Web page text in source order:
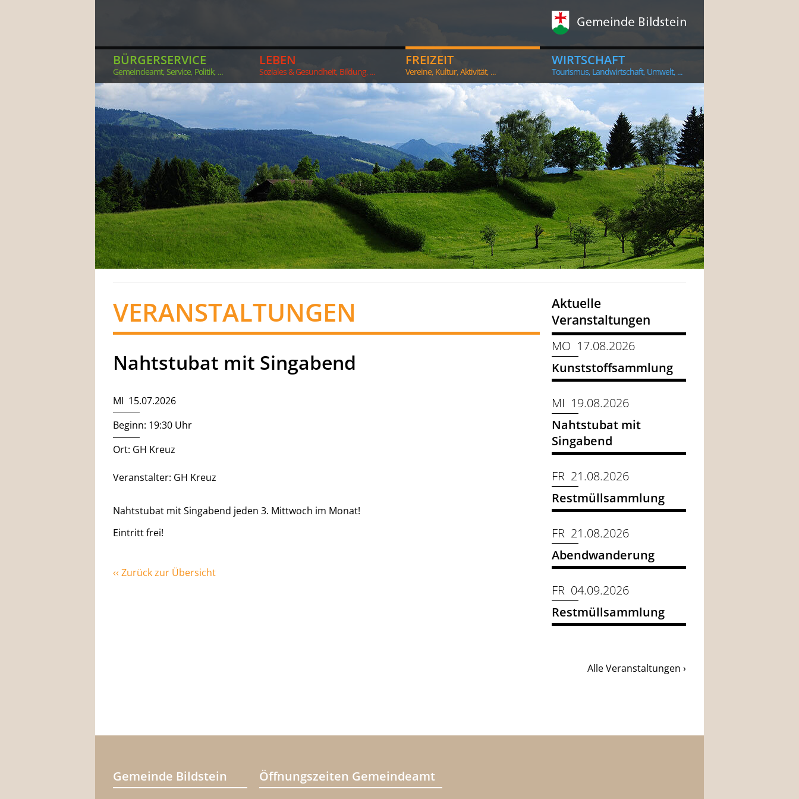
BÜRGERSERVICE
Gemeindeamt, Service, Politik, ...
LEBEN
Soziales & Gesundheit, Bildung, ...
FREIZEIT
Vereine, Kultur, Aktivität, ...
WIRTSCHAFT
Tourismus, Landwirtschaft, Umwelt, ...
VERANSTALTUNGEN
Nahtstubat mit Singabend
MI 15.07.2026
Beginn: 19:30 Uhr
Ort: GH Kreuz
Veranstalter: GH Kreuz
Nahtstubat mit Singabend jeden 3. Mittwoch im Monat!
Eintritt frei!
‹‹ Zurück zur Übersicht
Aktuelle
Veranstaltungen
MO 17.08.2026
Kunststoffsammlung
MI 19.08.2026
Nahtstubat mit
Singabend
FR 21.08.2026
Restmüllsammlung
FR 21.08.2026
Abendwanderung
FR 04.09.2026
Restmüllsammlung
Alle Veranstaltungen ›
Gemeinde Bildstein Öffnungszeiten Gemeindeamt